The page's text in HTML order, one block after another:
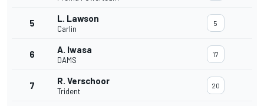
5 L. Lawson
Carlin
5
6 A. Iwasa
DAMS
17
7 R. Verschoor
Trident
20